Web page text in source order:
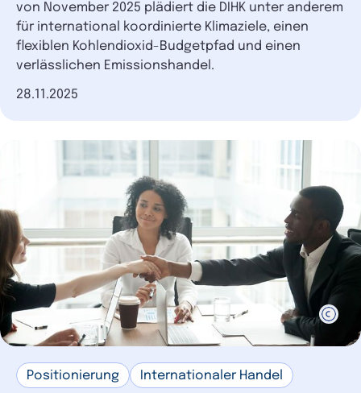
von November 2025 plädiert die DIHK unter anderem
für international koordinierte Klimaziele, einen
flexiblen Kohlendioxid-Budgetpfad und einen
verlässlichen Emissionshandel.
Datum der Veröffentlichung
28.11.2025
Positionierung Internationaler Handel